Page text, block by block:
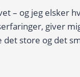
– og jeg elsker
giver
det store og det